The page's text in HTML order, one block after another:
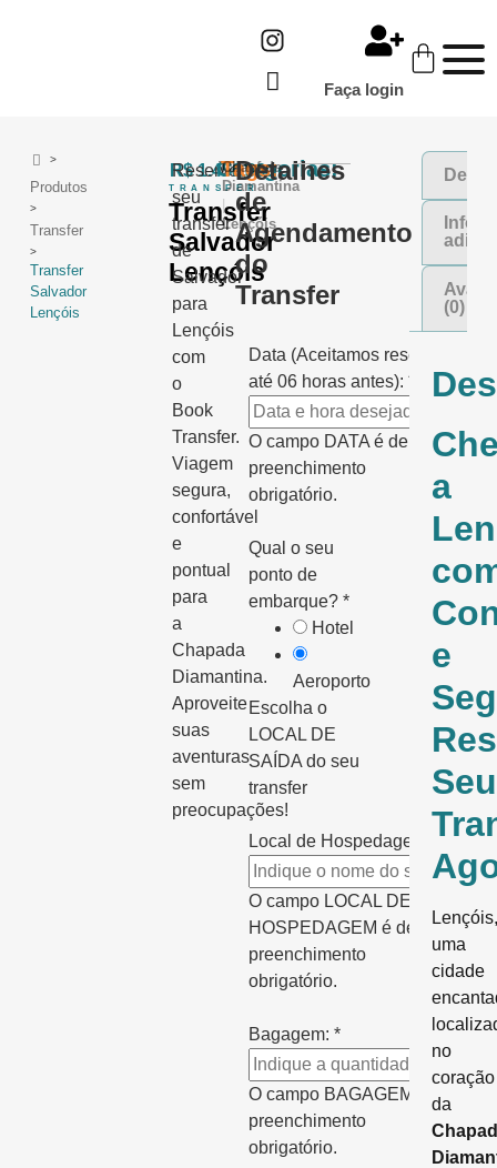
Faça login
>
Produtos
>
Transfer
>
Transfer
Salvador
Lençóis
TRANSFER
Transfer
Salvador
Lençóis
R$1.450,00
Reserve
seu
transfer
de
Salvador
para
Lençóis
com
o
Book
Transfer.
Viagem
segura,
confortável
e
pontual
para
a
Chapada
Diamantina.
Aproveite
suas
aventuras
sem
preocupações!
Categorias:
Transfer
Tags:
Chapada
Diamantina
|
Lençóis
Detalhes
de
Agendamento
do
Transfer
Data (Aceitamos reservas
até 06 horas antes): *
O campo DATA é de
preenchimento
obrigatório.
Qual o seu
ponto de
embarque? *
Hotel
Aeroporto
Escolha o
LOCAL DE
SAÍDA do seu
transfer
Local de Hospedagem: *
O campo LOCAL DE
HOSPEDAGEM é de
preenchimento
obrigatório.
Bagagem: *
O campo BAGAGEM é de
preenchimento
obrigatório.
(0)
a
e
Seu
Lençóis,
uma
cidade
no
coração
da